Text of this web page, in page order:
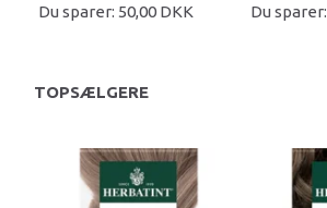
Du sparer: 50,00 DKK Du sparer:
TOPSÆLGERE